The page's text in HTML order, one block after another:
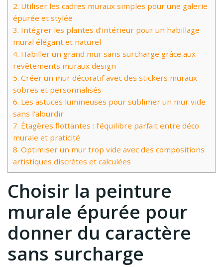
2. Utiliser les cadres muraux simples pour une galerie
épurée et stylée
3. Intégrer les plantes d’intérieur pour un habillage
mural élégant et naturel
4. Habiller un grand mur sans surcharge grâce aux
revêtements muraux design
5. Créer un mur décoratif avec des stickers muraux
sobres et personnalisés
6. Les astuces lumineuses pour sublimer un mur vide
sans l’alourdir
7. Étagères flottantes : l’équilibre parfait entre déco
murale et praticité
8. Optimiser un mur trop vide avec des compositions
artistiques discrètes et calculées
Choisir la peinture
murale épurée pour
donner du caractère
sans surcharge